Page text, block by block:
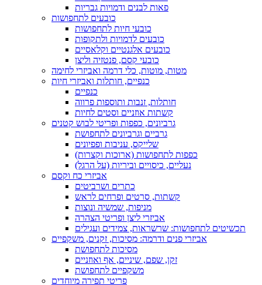
פאות לבנים ודמויות גבריות
כובעים לתחפושות
כובעי חיות לתחפושות
כובעים לדמויות ולתקופות
כובעים אלגנטיים וקלאסיים
כובעי קסם, פנטזיה וליצן
מטות, מוטות, כלי דרמה ואביזרי לחימה
כנפיים, חותלות ואביזרי חיות
כנפיים
חותלות, זנבות ותוספות פרווה
קשתות אוזניים וסטים לחיות
גרביונים, כפפות ופריטי לבוש קטנים
גרביים וגרביונים לתחפושת
שלייקס, עניבות ופפיונים
כפפות לתחפושות (ארוכות וקצרות)
נעליים, כיסויים וביריות (על הרגל)
אביזרי כח וקסם
כתרים ושרביטים
קשתות, סרטים ופרחים לראש
מניפות, שמשיה ונוצות
אביזרי ליצן ופריטי הצהרה
תכשיטים לתחפושות: שרשראות, צמידים ועגילים
אביזרי פנים ודרמה: מסיכות, זקנים, משקפיים
מסיכות לתחפושת
זקן, שפם, שיניים, אף ואוזניים
משקפיים לתחפושת
פריטי תפירה מיוחדים